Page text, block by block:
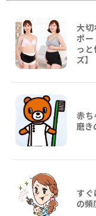
大切
ポ
っ
ズ】
赤ち
磨き
す
の頻